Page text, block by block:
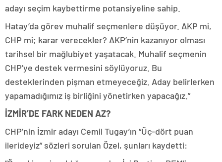
adayı seçim kaybettirme potansiyeline sahip.
Hatay’da görev muhalif seçmenlere düşüyor. AKP mi,
CHP mi; karar verecekler? AKP’nin kazanıyor olması
tarihsel bir mağlubiyet yaşatacak. Muhalif seçmenin
CHP’ye destek vermesini söylüyoruz. Bu
desteklerinden pişman etmeyeceğiz. Aday belirlerken
yapamadığımız iş birliğini yönetirken yapacağız.”
İZMİR’DE FARK NEDEN AZ?
CHP’nin İzmir adayı Cemil Tugay’ın “Üç-dört puan
ilerideyiz” sözleri sorulan Özel, şunları kaydetti: